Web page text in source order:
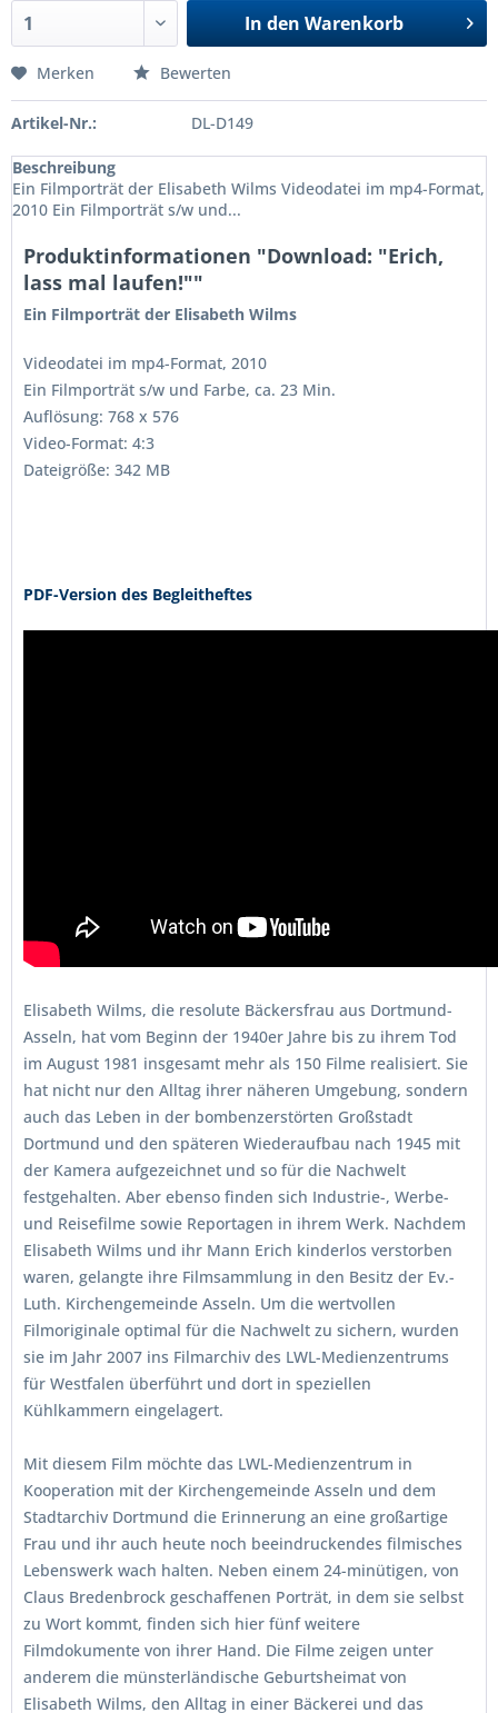
In den Warenkorb
Merken Bewerten
Artikel-Nr.: DL-D149
Beschreibung
Ein Filmporträt der Elisabeth Wilms Videodatei im mp4-Format,
2010 Ein Filmporträt s/w und...
Produktinformationen "Download: "Erich,
lass mal laufen!""
Ein Filmporträt der Elisabeth Wilms
Videodatei im mp4-Format, 2010
Ein Filmporträt s/w und Farbe, ca. 23 Min.
Auflösung: 768 x 576
Video-Format: 4:3
Dateigröße: 342 MB
PDF-Version des Begleitheftes
Elisabeth Wilms, die resolute Bäckersfrau aus Dortmund-
Asseln, hat vom Beginn der 1940er Jahre bis zu ihrem Tod
im August 1981 insgesamt mehr als 150 Filme realisiert. Sie
hat nicht nur den Alltag ihrer näheren Umgebung, sondern
auch das Leben in der bombenzerstörten Großstadt
Dortmund und den späteren Wiederaufbau nach 1945 mit
der Kamera aufgezeichnet und so für die Nachwelt
festgehalten. Aber ebenso finden sich Industrie-, Werbe-
und Reisefilme sowie Reportagen in ihrem Werk. Nachdem
Elisabeth Wilms und ihr Mann Erich kinderlos verstorben
waren, gelangte ihre Filmsammlung in den Besitz der Ev.-
Luth. Kirchengemeinde Asseln. Um die wertvollen
Filmoriginale optimal für die Nachwelt zu sichern, wurden
sie im Jahr 2007 ins Filmarchiv des LWL-Medienzentrums
für Westfalen überführt und dort in speziellen
Kühlkammern eingelagert.
Mit diesem Film möchte das LWL-Medienzentrum in
Kooperation mit der Kirchengemeinde Asseln und dem
Stadtarchiv Dortmund die Erinnerung an eine großartige
Frau und ihr auch heute noch beeindruckendes filmisches
Lebenswerk wach halten. Neben einem 24-minütigen, von
Claus Bredenbrock geschaffenen Porträt, in dem sie selbst
zu Wort kommt, finden sich hier fünf weitere
Filmdokumente von ihrer Hand. Die Filme zeigen unter
anderem die münsterländische Geburtsheimat von
Elisabeth Wilms, den Alltag in einer Bäckerei und das